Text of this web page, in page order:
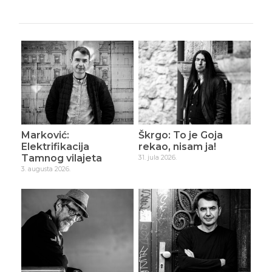
Marković:
Elektrifikacija
Tamnog vilajeta
3. augusta 2026.
Škrgo: To je Goja
rekao, nisam ja!
31. jula 2026.